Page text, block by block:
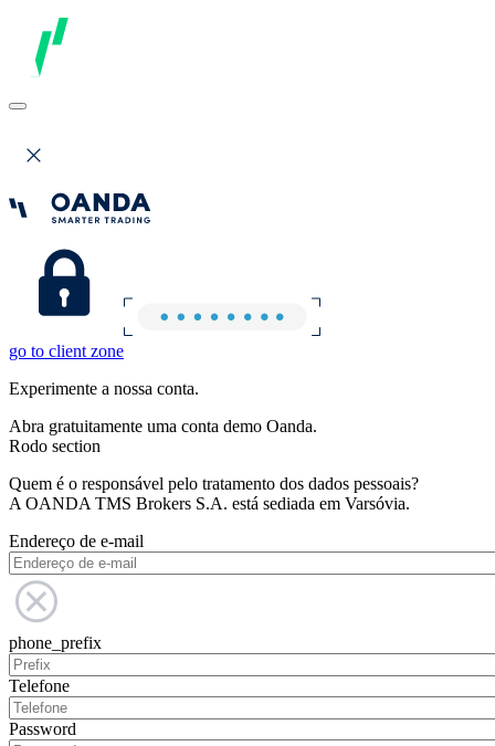
go to client zone
Experimente a nossa conta.
Abra gratuitamente uma conta demo Oanda.
Rodo section
Quem é o responsável pelo tratamento dos dados pessoais?
A OANDA TMS Brokers S.A. está sediada em Varsóvia.
Endereço de e-mail
phone_prefix
Telefone
Password